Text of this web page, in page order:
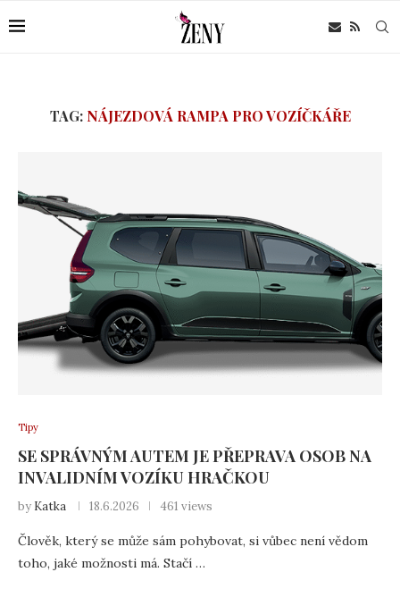
TAG: NÁJEZDOVÁ RAMPA PRO VOZÍČKÁŘE
Tipy
SE SPRÁVNÝM AUTEM JE PŘEPRAVA OSOB NA
INVALIDNÍM VOZÍKU HRAČKOU
by Katka 18.6.2026 461 views
Člověk, který se může sám pohybovat, si vůbec není vědom
toho, jaké možnosti má. Stačí …